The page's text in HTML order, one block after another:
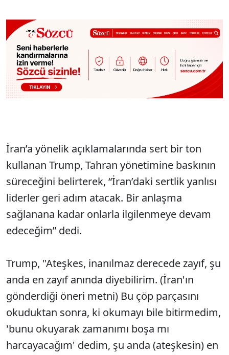
İran’a yönelik açıklamalarında sert bir ton
kullanan Trump, Tahran yönetimine baskının
süreceğini belirterek, “İran’daki sertlik yanlısı
liderler geri adım atacak. Bir anlaşma
sağlanana kadar onlarla ilgilenmeye devam
edeceğim” dedi.
Trump, "Ateşkes, inanılmaz derecede zayıf, şu
anda en zayıf anında diyebilirim. (İran'ın
gönderdiği öneri metni) Bu çöp parçasını
okuduktan sonra, ki okumayı bile bitirmedim,
'bunu okuyarak zamanımı boşa mı
harcayacağım' dedim, şu anda (ateşkesin) en